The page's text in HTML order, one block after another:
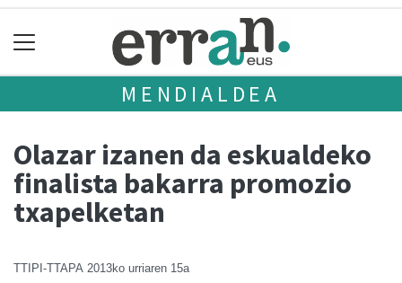
MENDIALDEA
Olazar izanen da eskualdeko
finalista bakarra promozio
txapelketan
TTIPI-TTAPA 2013ko urriaren 15a